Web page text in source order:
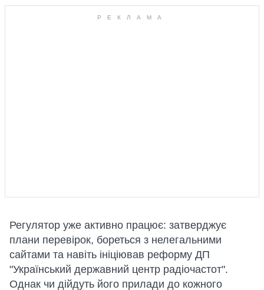
Регулятор уже активно працює: затверджує
плани перевірок, бореться з нелегальними
сайтами та навіть ініціював реформу ДП
"Український державний центр радіочастот".
Однак чи дійдуть його прилади до кожного